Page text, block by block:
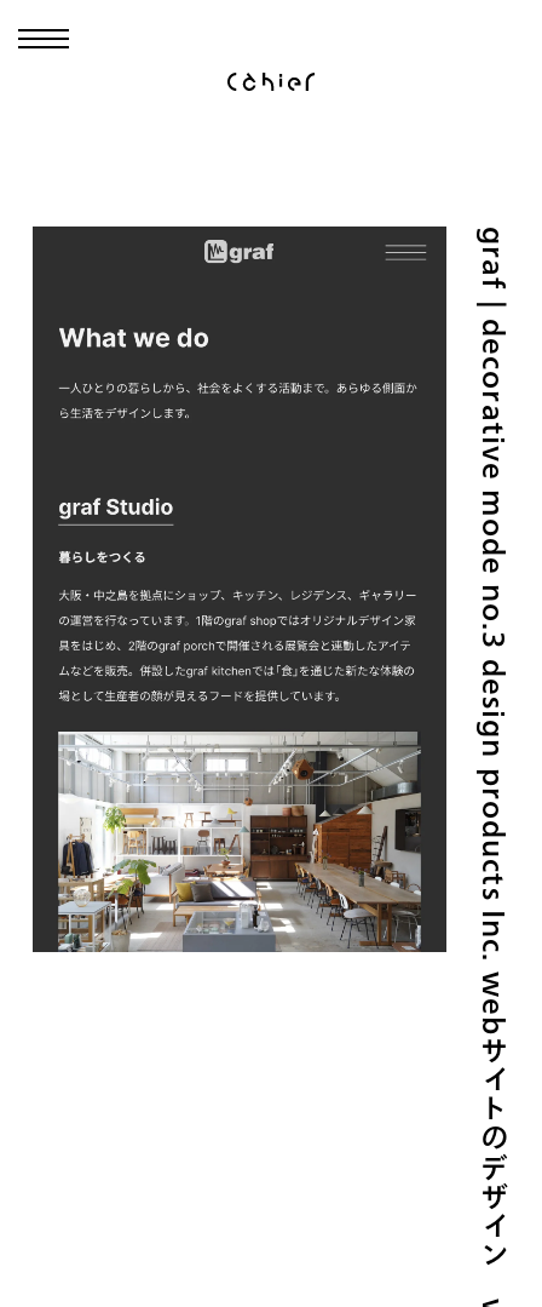
graf | decorative mode no.3 design products Inc. webサイトのデザイン what we do